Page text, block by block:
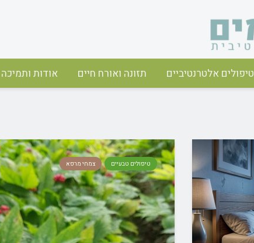
טיפולים אלטרנטיביים תזונה ואורח חיים אודות ותמיכה
טיפולים טבעיים צמחי מרפא